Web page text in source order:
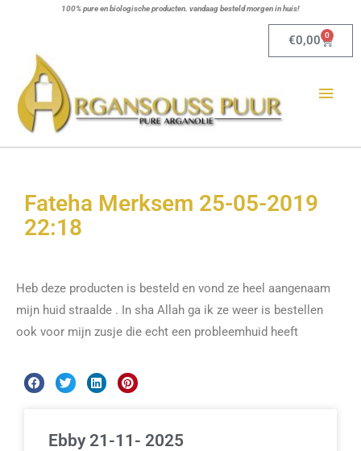
100% pure en biologische producten. vandaag besteld morgen in huis!
€0,00 0
Fateha Merksem 25-05-2019
22:18
Heb deze producten is besteld en vond ze heel aangenaam
mijn huid straalde . In sha Allah ga ik ze weer is bestellen
ook voor mijn zusje die echt een probleemhuid heeft
Ebby 21-11- 2025